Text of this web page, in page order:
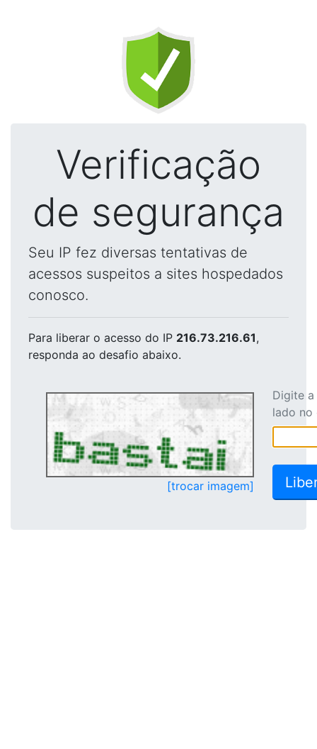
Verificação
de segurança
Seu IP fez diversas tentativas de
acessos suspeitos a sites hospedados
conosco.
Para liberar o acesso do IP 216.73.216.61,
responda ao desafio abaixo.
[trocar imagem]
Digite
lado no